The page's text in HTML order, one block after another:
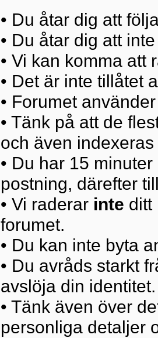
• Du åtar dig att
• Du åtar dig att
• Vi kan komma att
• Det är inte tillåtet
• Forumet
• Tänk på att de
och även
• Du har 15
postning, därefter
• Vi raderar inte ditt
forumet.
• Du kan inte byta
• Du avråds starkt
avslöja din identitet.
• Tänk även över
personliga detaljer